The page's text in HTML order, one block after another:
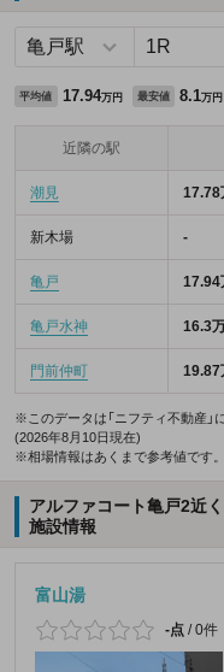
平均値 17.94万円 最安値 8.1万円
近隣の駅
潮見 17.78
新木場 -
亀戸 17.94
亀戸水神 16.3
門前仲町 19.87
※このデータは「ニフティ不動産」
(2026年8月10日現在)
※相場情報はあくまで参考値です
アルファコート亀戸2近
施設情報
富山湯
-点 /0件